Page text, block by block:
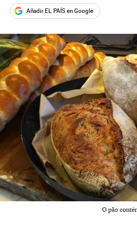
Añadir EL PAÍS en Google
O pão